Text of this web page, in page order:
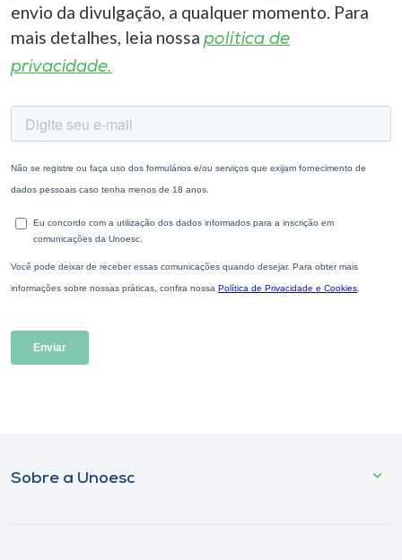
envio da divulgação, a qualquer momento. Para
mais detalhes, leia nossa política de
privacidade.
Sobre a Unoesc